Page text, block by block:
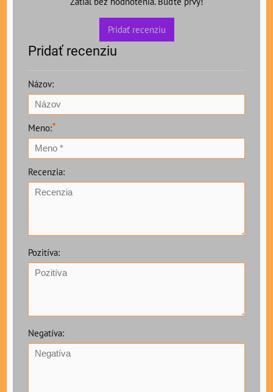
Pridať recenziu
Pridať recenziu
Názov:
Meno:*
Recenzia:
Pozitíva:
Negatíva: